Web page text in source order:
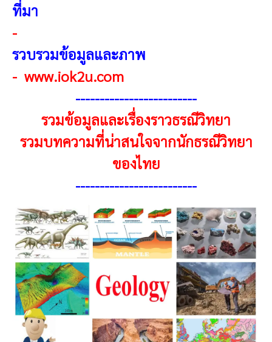
ที่มา
-
รวบรวมข้อมูลและภาพ
- www.iok2u.com
-------------------------
รวมข้อมูลและเรื่องราวธรณีวิทยา
รวมบทความที่น่าสนใจจากนักธรณีวิทยา
ของไทย
-------------------------